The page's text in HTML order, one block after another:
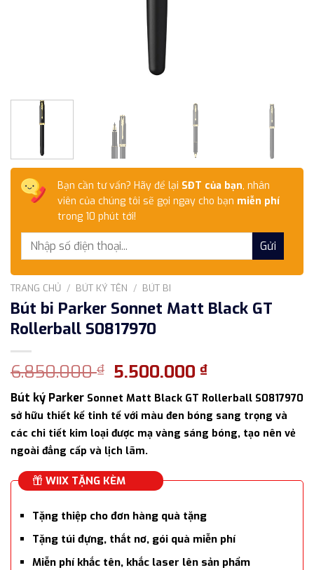
Bạn cần tư vấn? Hãy để lại SĐT của bạn, nhân
viên của chúng tôi sẽ gọi ngay cho bạn miễn phí
trong 10 phút tới!
TRANG CHỦ / BÚT KÝ TÊN / BÚT BI
Bút bi Parker Sonnet Matt Black GT
Rollerball S0817970
6.850.000₫ Giá
gốc
là:
6.850.000 ₫.
5.500.000₫Giá
hiện
tại
là:
5.500.000 ₫.
Bút ký Parker Sonnet Matt Black GT Rollerball S0817970
sở hữu thiết kế tinh tế với màu đen bóng sang trọng và
các chi tiết kim loại được mạ vàng sáng bóng, tạo nên vẻ
ngoài đẳng cấp và lịch lãm.
WIIX TẶNG KÈM
Tặng thiệp cho đơn hàng quà tặng
Tặng túi đựng, thắt nơ, gói quà miễn phí
Miễn phí khắc tên, khắc laser lên sản phẩm